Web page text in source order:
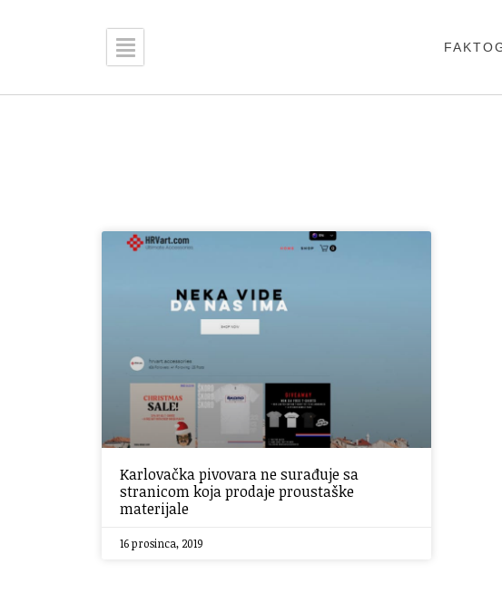
Karlovačka pivovara ne surađuje sa
stranicom koja prodaje proustaške
materijale
16 prosinca, 2019